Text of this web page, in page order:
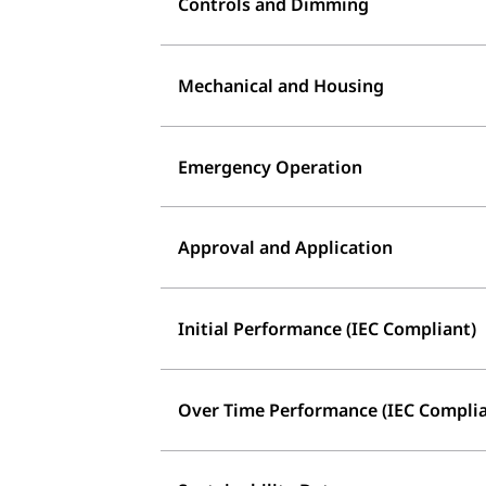
Mechanical and Housing
Emergency Operation
Approval and Application
Initial Performance (IEC Compliant)
Over Time Performance (IEC